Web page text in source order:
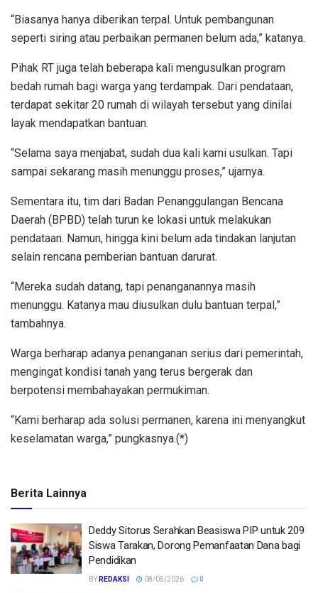
“Biasanya hanya diberikan terpal. Untuk pembangunan
seperti siring atau perbaikan permanen belum ada,” katanya.
Pihak RT juga telah beberapa kali mengusulkan program
bedah rumah bagi warga yang terdampak. Dari pendataan,
terdapat sekitar 20 rumah di wilayah tersebut yang dinilai
layak mendapatkan bantuan.
“Selama saya menjabat, sudah dua kali kami usulkan. Tapi
sampai sekarang masih menunggu proses,” ujarnya.
Sementara itu, tim dari Badan Penanggulangan Bencana
Daerah (BPBD) telah turun ke lokasi untuk melakukan
pendataan. Namun, hingga kini belum ada tindakan lanjutan
selain rencana pemberian bantuan darurat.
“Mereka sudah datang, tapi penanganannya masih
menunggu. Katanya mau diusulkan dulu bantuan terpal,”
tambahnya.
Warga berharap adanya penanganan serius dari pemerintah,
mengingat kondisi tanah yang terus bergerak dan
berpotensi membahayakan permukiman.
“Kami berharap ada solusi permanen, karena ini menyangkut
keselamatan warga,” pungkasnya.(*)
Berita Lainnya
Deddy Sitorus Serahkan Beasiswa PIP untuk 209
Siswa Tarakan, Dorong Pemanfaatan Dana bagi
Pendidikan
BY REDAKSI 08/05/2026 0